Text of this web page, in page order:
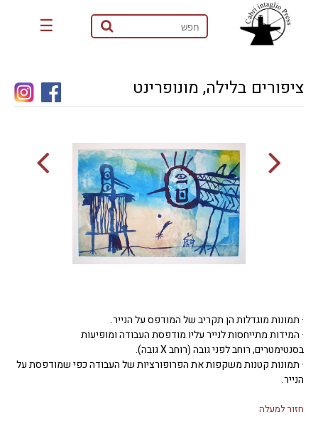
☰
ציפורים בלילה, מונופרינט
· תמונות מוגדלות הן תקריב של המודפס על הנייר.
· המידות מתייחסות לנייר עליו מודפסת העבודה ומופיעות
בסנטימטרים, רוחב לפני גובה (רוחב X גובה).
· תמונות קטנות משקפות את הפרופורציות של העבודה כפי שמודפסת על
הנייר.
חזור למעלה